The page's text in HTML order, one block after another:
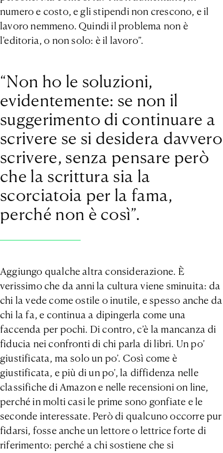
numero e costo, e gli stipendi non crescono, e il
lavoro nemmeno. Quindi il problema non è
l’editoria, o non solo: è il lavoro”.
“Non ho le soluzioni,
evidentemente: se non il
suggerimento di continuare a
scrivere se si desidera davvero
scrivere, senza pensare però
che la scrittura sia la
scorciatoia per la fama,
perché non è così”.
Aggiungo qualche altra considerazione. È
verissimo che da anni la cultura viene sminuita: da
chi la vede come ostile o inutile, e spesso anche da
chi la fa, e continua a dipingerla come una
faccenda per pochi. Di contro, c’è la mancanza di
fiducia nei confronti di chi parla di libri. Un po’
giustificata, ma solo un po’. Così come è
giustificata, e più di un po’, la diffidenza nelle
classifiche di Amazon e nelle recensioni on line,
perché in molti casi le prime sono gonfiate e le
seconde interessate. Però di qualcuno occorre pur
fidarsi, fosse anche un lettore o lettrice forte di
riferimento: perché a chi sostiene che si